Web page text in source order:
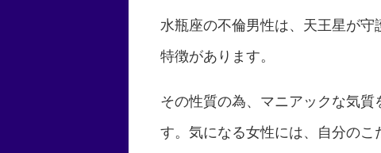
水瓶座の不倫男性は、天王星が
特徴があります。
その性質の為、マニアックな気
す。気になる女性には、自分のこ